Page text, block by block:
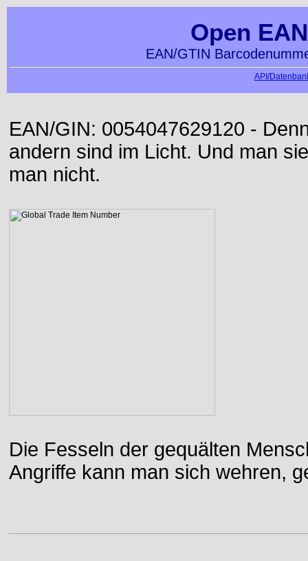
Open
EAN/GTIN
API/
EAN/GIN: 0054047629120 -
andern sind im Licht. Und man
man nicht.
Die Fesseln der gequälten
Angriffe kann man sich wehren,